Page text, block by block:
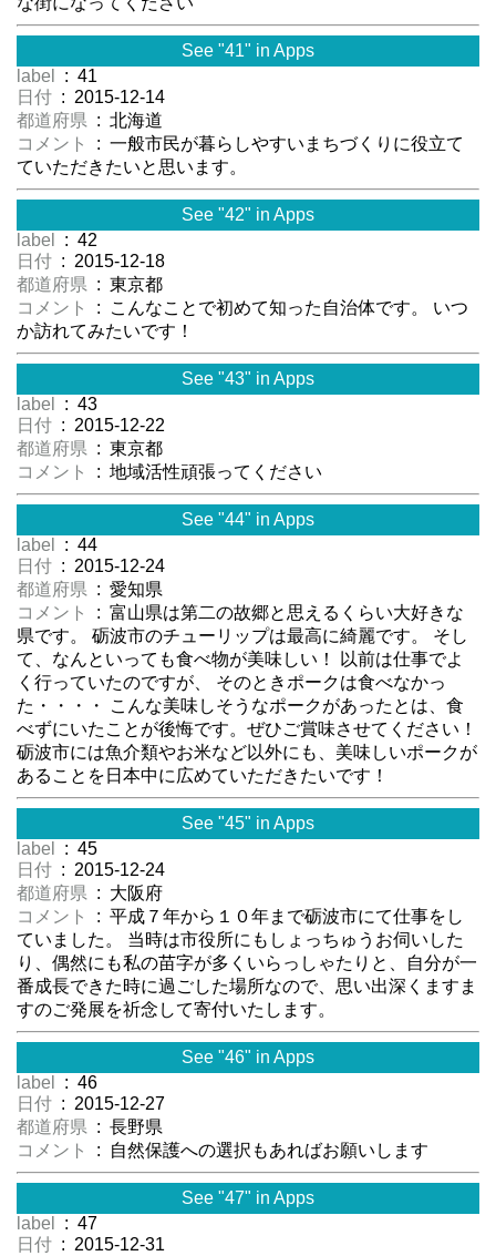
See "41" in Apps
label
: 41
日付 : 2015-12-14
都道府県 : 北海道
コメント
: 一般市民が暮らしやすいまちづくりに役立て
ていただきたいと思います。
See "42" in Apps
label
: 42
日付 : 2015-12-18
都道府県 : 東京都
コメント
: こんなことで初めて知った自治体です。 いつ
か訪れてみたいです！
See "43" in Apps
label
: 43
日付 : 2015-12-22
都道府県 : 東京都
コメント
: 地域活性頑張ってください
See "44" in Apps
label
: 44
日付 : 2015-12-24
都道府県 : 愛知県
コメント
: 富山県は第二の故郷と思えるくらい大好きな
県です。 砺波市のチューリップは最高に綺麗です。 そし
て、なんといっても食べ物が美味しい！ 以前は仕事でよ
く行っていたのですが、 そのときポークは食べなかっ
た・・・・ こんな美味しそうなポークがあったとは、食
べずにいたことが後悔です。ぜひご賞味させてください！
砺波市には魚介類やお米など以外にも、美味しいポークが
あることを日本中に広めていただきたいです！
See "45" in Apps
label
: 45
日付 : 2015-12-24
都道府県 : 大阪府
コメント
: 平成７年から１０年まで砺波市にて仕事をし
ていました。 当時は市役所にもしょっちゅうお伺いした
り、偶然にも私の苗字が多くいらっしゃたりと、自分が一
番成長できた時に過ごした場所なので、思い出深くますま
すのご発展を祈念して寄付いたします。
See "46" in Apps
label
: 46
日付 : 2015-12-27
都道府県 : 長野県
コメント
: 自然保護への選択もあればお願いします
See "47" in Apps
label
: 47
日付 : 2015-12-31